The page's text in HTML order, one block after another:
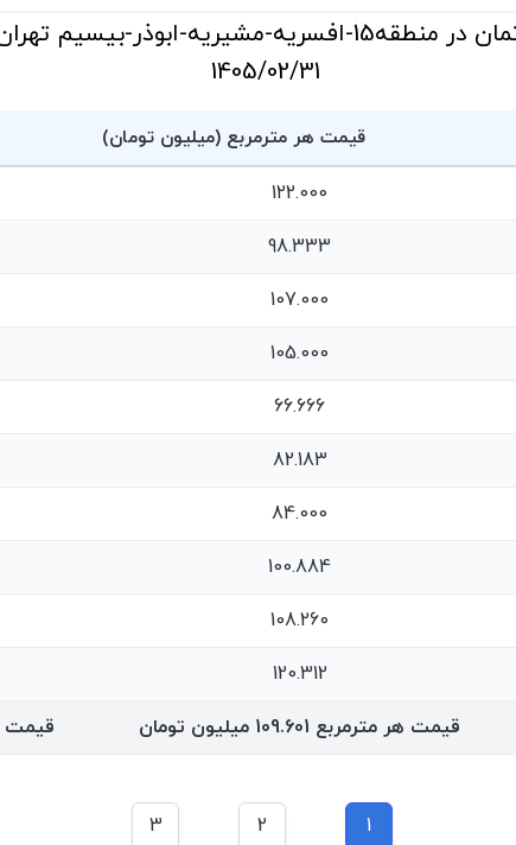
1405/02/31
قیمت هر مترمربع (میلیون تومان)
122.000
98.333
107.000
105.000
66.666
82.183
84.000
100.884
108.260
120.312
قیمت هر مترمربع 109.601 میلیون تومان قیمت
1
2
3